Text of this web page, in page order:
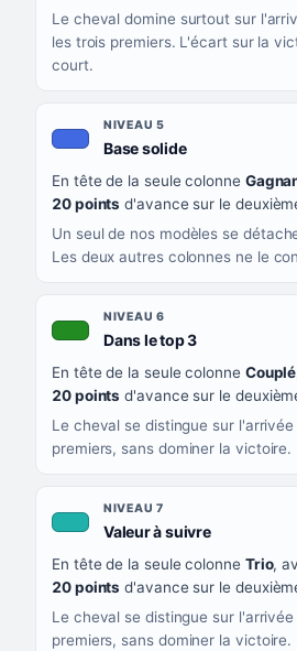
Le cheval domine surtout sur
les trois premiers. L'écart sur la
court.
NIVEAU 5
Base solide, couleur bleu
En tête de la seule colonne
20 points d'avance sur le
Un seul de nos modèles se
Les deux autres colonnes ne le
NIVEAU 6
Dans le top 3, couleur verte
En tête de la seule colonne Couplé
20 points d'avance sur le
Le cheval se distingue sur
premiers, sans dominer la victoire.
NIVEAU 7
Valeur à suivre, couleur
En tête de la seule colonne Trio,
20 points d'avance sur le
Le cheval se distingue sur
premiers, sans dominer la victoire.